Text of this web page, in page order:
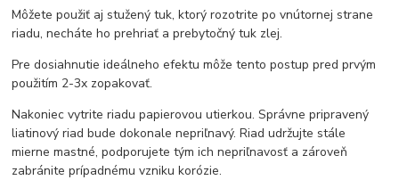
Môžete použiť aj stužený tuk, ktorý rozotrite po vnútornej strane
riadu, necháte ho prehriať a prebytočný tuk zlej.
Pre dosiahnutie ideálneho efektu môže tento postup pred prvým
použitím 2-3x zopakovať.
Nakoniec vytrite riadu papierovou utierkou. Správne pripravený
liatinový riad bude dokonale nepriľnavý. Riad udržujte stále
mierne mastné, podporujete tým ich nepriľnavosť a zároveň
zabránite prípadnému vzniku korózie.